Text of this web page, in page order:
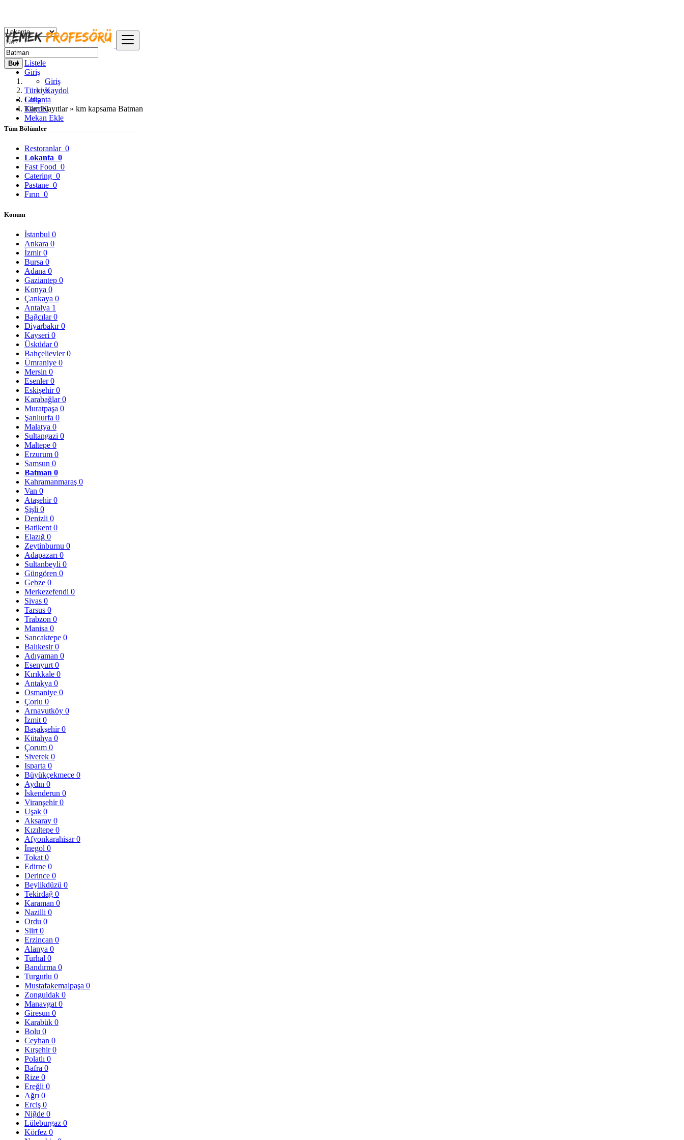
Listele
Giriş
Giriş
Kaydol
Giriş
Kaydol
Mekan Ekle
Bul
Türkiye
Lokanta
Tüm Kayıtlar » km kapsama Batman
Tüm Bölümler
Restoranlar 0
Lokanta 0
Fast Food 0
Catering 0
Pastane 0
Fırın 0
Konum
İstanbul 0
Ankara 0
İzmir0
Bursa 0
Adana 0
Gaziantep 0
Konya 0
Çankaya 0
Antalya 1
Bağcılar0
Diyarbakır0
Kayseri 0
Üsküdar0
Bahçelievler0
Ümraniye 0
Mersin 0
Esenler0
Eskişehir0
Karabağlar0
Muratpaşa 0
Şanlıurfa 0
Malatya 0
Sultangazi 0
Maltepe 0
Erzurum 0
Samsun 0
Batman 0
Kahramanmaraş 0
Van 0
Ataşehir0
Şişli 0
Denizli 0
Batikent 0
Elazığ 0
Zeytinburnu 0
Adapazarı 0
Sultanbeyli 0
Güngören 0
Gebze 0
Merkezefendi 0
Sivas 0
Tarsus 0
Trabzon 0
Manisa 0
Sancaktepe 0
Balıkesir0
Adıyaman 0
Esenyurt 0
Kırıkkale 0
Antakya 0
Osmaniye 0
Çorlu 0
Arnavutköy 0
İzmit 0
Başakşehir0
Kütahya 0
Çorum 0
Siverek 0
Isparta 0
Büyükçekmece 0
Aydın 0
İskenderun 0
Viranşehir0
Uşak 0
Aksaray 0
Kızıltepe 0
Afyonkarahisar0
İnegol 0
Tokat 0
Edirne 0
Derince 0
Beylikdüzü 0
Tekirdağ 0
Karaman 0
Nazilli 0
Ordu 0
Siirt 0
Erzincan 0
Alanya 0
Turhal 0
Bandırma 0
Turgutlu 0
Mustafakemalpaşa 0
Zonguldak 0
Manavgat 0
Giresun 0
Karabük 0
Bolu 0
Ceyhan 0
Kırşehir0
Polatlı 0
Bafra 0
Rize 0
Ereğli 0
Ağrı 0
Erciş 0
Niğde 0
Lüleburgaz 0
Körfez 0